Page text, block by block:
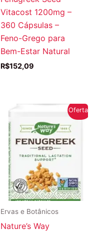
Vitacost 1200mg –
360 Cápsulas –
Feno-Grego para
Bem-Estar Natural
R$152,09
Oferta!
Ervas e Botânicos
Nature’s Way